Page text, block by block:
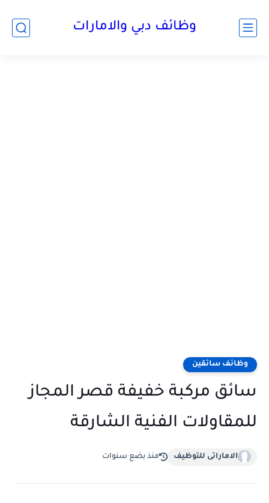
وظائف دبي والامارات
وظائف سائقين
سائق مركبة خفيفة قصر المجاز
للمقاولات الفنية الشارقة
الاماراتى للتوظيف منذ بضع سنوات